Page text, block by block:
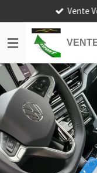
au
contenu
principal
Vente